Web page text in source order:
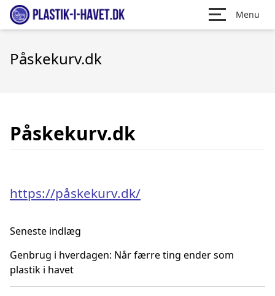
Menu
Påskekurv.dk
Påskekurv.dk
https://påskekurv.dk/
Seneste indlæg
Genbrug i hverdagen: Når færre ting ender som
plastik i havet